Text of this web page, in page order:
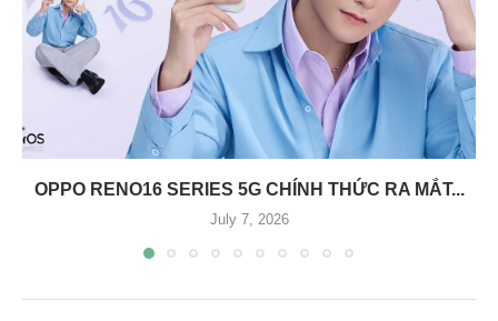
OPPO RENO16 SERIES 5G CHÍNH THỨC RA MẮT...
July 7, 2026